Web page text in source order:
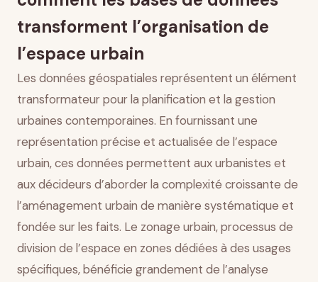
d’aménagement
Gestion des données et governance urbaine
Conclusion
transforment l’organisation de
l’espace urbain
Les données géospatiales représentent un élément
transformateur pour la planification et la gestion
urbaines contemporaines. En fournissant une
représentation précise et actualisée de l’espace
urbain, ces données permettent aux urbanistes et
aux décideurs d’aborder la complexité croissante de
l’aménagement urbain de manière systématique et
fondée sur les faits. Le zonage urbain, processus de
division de l’espace en zones dédiées à des usages
spécifiques, bénéficie grandement de l’analyse